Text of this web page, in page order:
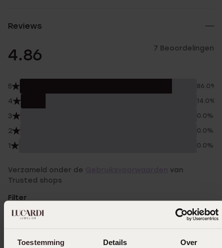
Toestemming Details Over
Reviews
4.86 7 Beoordelingen
5 86.0%
4 14.0%
3 0.0%
2 0.0%
1 0.0%
Verzameld onder de
van
Trusted shops
Filter
05-11-2025 - Nens C.